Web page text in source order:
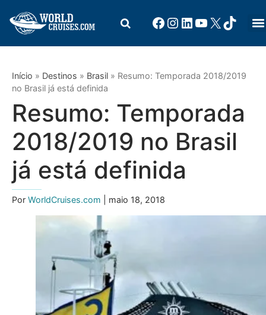
Início » Destinos » Brasil » Resumo: Temporada 2018/2019
no Brasil já está definida
Resumo: Temporada
2018/2019 no Brasil
já está definida
Por WorldCruises.com | maio 18, 2018